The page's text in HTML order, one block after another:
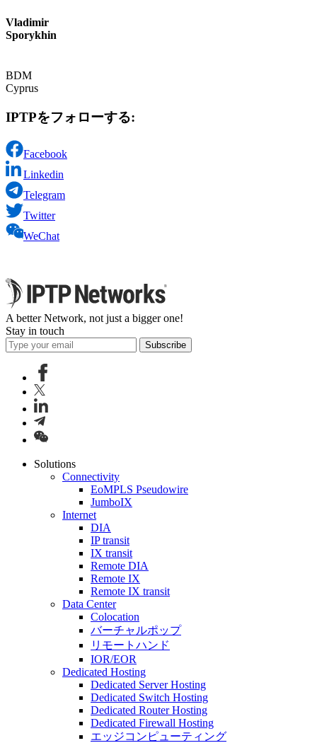
Vladimir
Sporykhin
BDM
Cyprus
IPTPをフォローする:
Facebook
Linkedin
Telegram
Twitter
WeChat
A better Network, not just a bigger one!
Stay in touch
Subscribe
Solutions
Connectivity
EoMPLS Pseudowire
JumboIX
Internet
DIA
IP transit
IX transit
Remote DIA
Remote IX
Remote IX transit
Data Center
Colocation
バーチャルポップ
リモートハンド
IOR/EOR
Dedicated Hosting
Dedicated Server Hosting
Dedicated Switch Hosting
Dedicated Router Hosting
Dedicated Firewall Hosting
エッジコンピューティング